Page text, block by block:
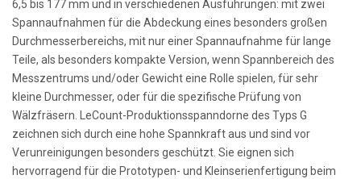
6,5 bis 177 mm und in verschiedenen Ausführungen: mit zwei
Spannaufnahmen für die Abdeckung eines besonders großen
Durchmesserbereichs, mit nur einer Spannaufnahme für lange
Teile, als besonders kompakte Version, wenn Spannbereich des
Messzentrums und/oder Gewicht eine Rolle spielen, für sehr
kleine Durchmesser, oder für die spezifische Prüfung von
Wälzfräsern. LeCount-Produktionsspanndorne des Typs G
zeichnen sich durch eine hohe Spannkraft aus und sind vor
Verunreinigungen besonders geschützt. Sie eignen sich
hervorragend für die Prototypen- und Kleinserienfertigung beim